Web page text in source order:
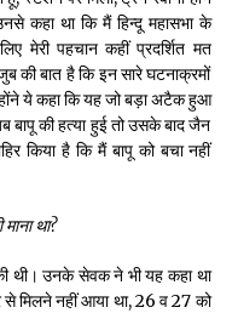
कहा था कि मैं हिन्दू महासभा के
मेरी पहचान कहीं प्रदर्शित मत
की बात है कि इन सारे घटनाक्रमों
ये कहा कि यह जो बड़ा अटैक हुआ
बापू की हत्या हुई तो उसके बाद जैन
किया है कि मैं बापू को बचा नहीं
था?
थी। उनके सेवक ने भी यह कहा था
से मिलने नहीं आया था, 26 व 27 को